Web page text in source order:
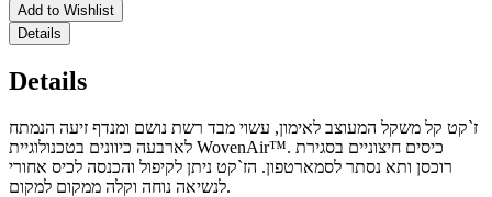
Add to Wishlist
Details
Details
ז`קט קל משקל המעוצב לאימון, עשוי מבד רשת נושם ומנדף זיעה הנמתח
לארבעה כיוונים בטכנולוגיית WovenAir™. כיסים חיצוניים בסגירת
רוכסן ותא נסתר לסמארטפון. הז`קט ניתן לקיפול והכנסה לכיס אחורי
לנשיאה נוחה וקלה ממקום למקום.